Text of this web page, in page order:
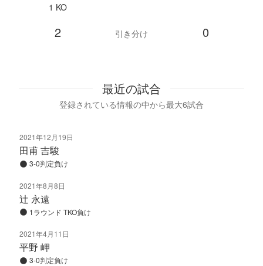
1 KO
2 引き分け 0
最近の試合
登録されている情報の中から最大6試合
2021年12月19日
田甫 吉駿
3-0判定負け
2021年8月8日
辻 永遠
1ラウンド TKO負け
2021年4月11日
平野 岬
3-0判定負け